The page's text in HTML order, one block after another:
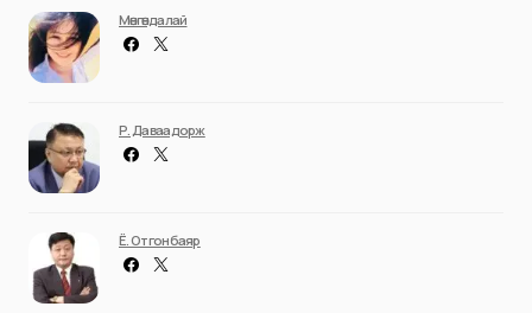
Мөнгөндалай
Р. Даваадорж
Ё. Отгонбаяр